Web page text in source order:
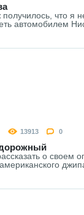
что я
автомобилем
13913 0
о своем
американского